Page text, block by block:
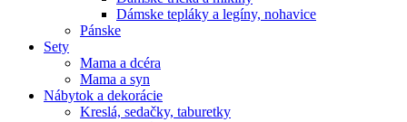
Dámske tepláky a legíny, nohavice
Pánske
Sety
Mama a dcéra
Mama a syn
Nábytok a dekorácie
Kreslá, sedačky, taburetky